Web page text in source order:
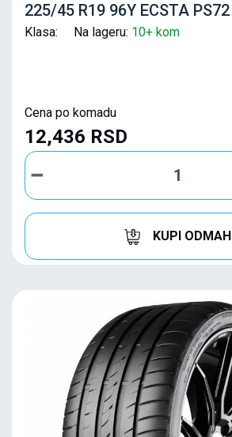
225/45 R19 96Y ECSTA PS72
Klasa: Na lageru: 10+ kom
Cena po komadu
12,436 RSD
KUPI ODMAH